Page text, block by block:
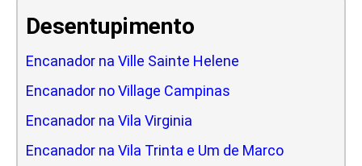
Desentupimento
Encanador na Ville Sainte Helene
Encanador no Village Campinas
Encanador na Vila Virginia
Encanador na Vila Trinta e Um de Marco